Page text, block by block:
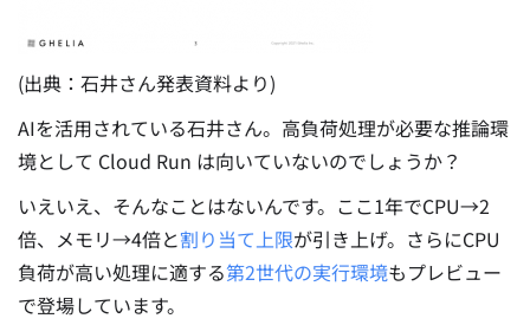
(出典：石井さん発表資料より)
AIを活用されている石井さん。高負荷処理が必要な推論環
境として Cloud Run は向いていないのでしょうか？
いえいえ、そんなことはないんです。ここ1年でCPU→2
倍、メモリ→4倍と割り当て上限が引き上げ。さらにCPU
負荷が高い処理に適する第2世代の実行環境もプレビュー
で登場しています。